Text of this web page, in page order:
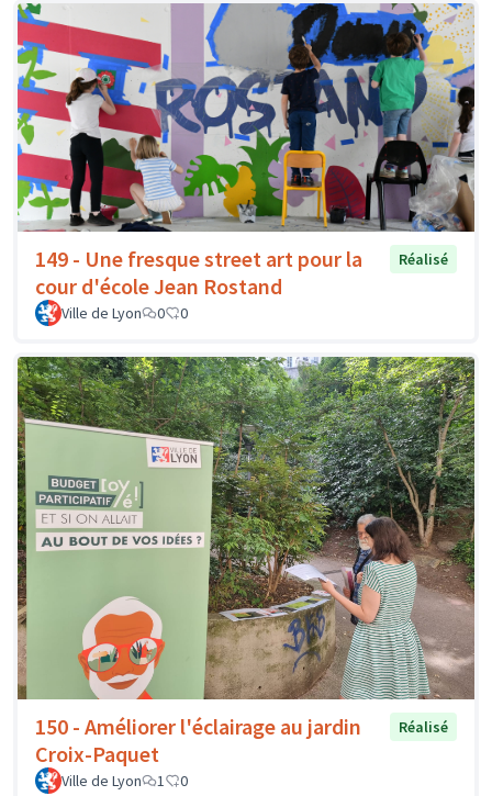
149 - Une fresque street art pour la
cour d'école Jean Rostand
Réalisé
Ville de Lyon 0 0
150 - Améliorer l'éclairage au jardin
Croix-Paquet
Réalisé
Ville de Lyon 1 0